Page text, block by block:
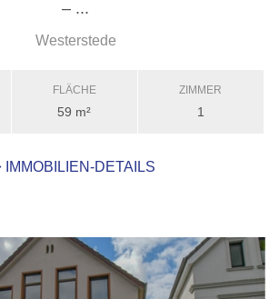
– ...
Westerstede
FLÄCHE
59 m²
ZIMMER
1
IMMOBILIEN-DETAILS